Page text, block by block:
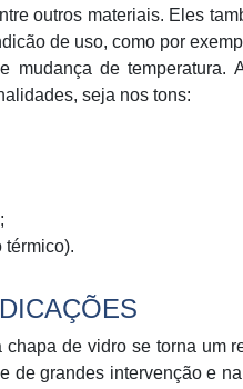
outros materiais. Eles
de uso, como por
mudança de temperatura.
seja nos tons:
térmico).
de vidro se torna um
de grandes intervenção e